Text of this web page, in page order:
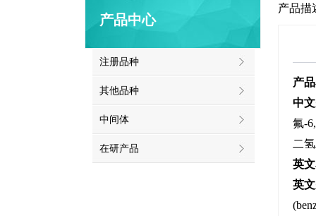
产品描
产
中
氟-
二
英
英
产品中心
注册品种
其他品种
中间体
在研产品